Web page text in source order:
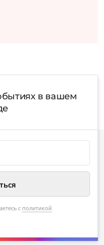
в вашем
с политикой